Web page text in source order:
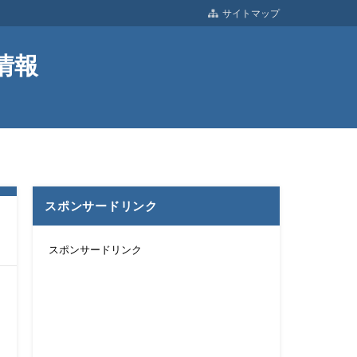
サイトマップ
報
スポンサードリンク
スポンサードリンク